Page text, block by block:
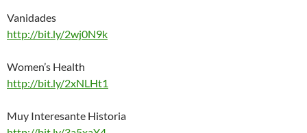
Vanidades
http://bit.ly/2wj0N9k
Women’s Health
http://bit.ly/2xNLHt1
Muy Interesante Historia